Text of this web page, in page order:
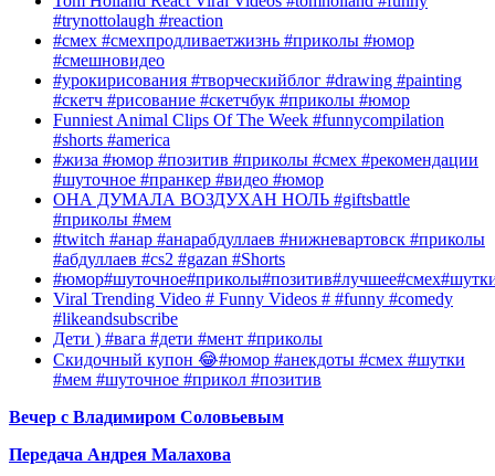
#trynottolaugh #reaction
#смех #смехпродливаетжизнь #приколы #юмор
#смешновидео
#урокирисования #творческийблог #drawing #painting
#скетч #рисование #скетчбук #приколы #юмор
Funniest Animal Clips Of The Week #funnycompilation
#shorts #america
#жиза #юмор #позитив #приколы #смех #рекомендации
#шуточное #пранкер #видео #юмор
ОНА ДУМАЛА ВОЗДУХАН НОЛЬ #giftsbattle
#приколы #мем
#twitch #анар #анарабдуллаев #нижневартовск #приколы
#абдуллаев #cs2 #gazan #Shorts
Viral Trending Video # Funny Videos # #funny #comedy
#likeandsubscribe
Дети ) #вага #дети #мент #приколы
Скидочный купон 😂#юмор #анекдоты #смех #шутки
#мем #шуточное #прикол #позитив
Вечер с Владимиром Соловьевым
Передача Андрея Малахова